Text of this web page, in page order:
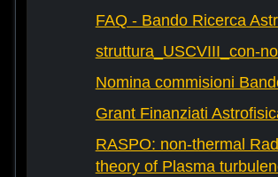
FAQ - Bando Ricerca
struttura_USCVIII_con-
Nomina commisioni
Grant Finanziati
RASPO: non-thermal
theory of Plasma